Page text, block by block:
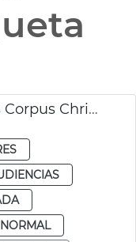
Programa actos centrales Corpus Christi València
NORMAL